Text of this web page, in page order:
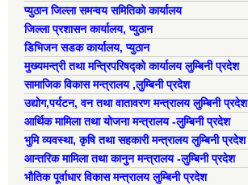
प्युठान जिल्ला समन्वय समितिको कार्यालय
जिल्ला प्रशासन कार्यालय, प्युठान
डिभिजन सडक कार्यालय, प्युठान
मुख्यमन्त्री तथा मन्त्रिपरिषद्को कार्यालय लुम्बिनी प्रदेश
सामाजिक विकास मन्त्रालय ,लुम्बिनी प्रदेश
उद्याेग,पर्यटन, वन तथा वातावरण मन्त्रालय लुम्बिनी प्रदेश
आर्थिक मामिला तथा योजना मन्त्रालय -लुम्बिनी प्रदेश
भुमि व्यवस्था, कृषि तथा सहकारी मन्त्रालय लुम्बिनी प्रदेश
आन्तरिक मामिला तथा कानुन मन्त्रालय -लुम्बिनी प्रदेश
भौतिक पूर्वाधार विकास मन्त्रालय लुम्बिनी प्रदेश